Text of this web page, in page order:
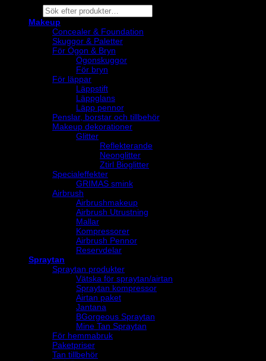
Products
search
Makeup
Concealer & Foundation
Skuggor & Paletter
För Ögon & Bryn
Ögonskuggor
För bryn
För läppar
Läppstift
Läppglans
Läpp pennor
Penslar, borstar och tillbehör
Makeup dekorationer
Glitter
Reflekterande
Neonglitter
Ztirl Bioglitter
Specialeffekter
GRIMAS smink
Airbrush
Airbrushmakeup
Airbrush Utrustning
Mallar
Kompressorer
Airbrush Pennor
Reservdelar
Spraytan
Spraytan produkter
Vätska för spraytan/airtan
Spraytan kompressor
Airtan paket
Jantana
BGorgeous Spraytan
Mine Tan Spraytan
För hemmabruk
Paketpriser
Tan tillbehör